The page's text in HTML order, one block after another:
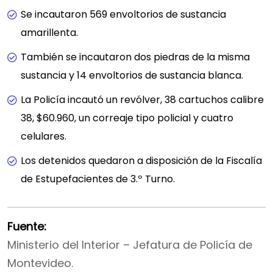
Se incautaron 569 envoltorios de sustancia
amarillenta.
También se incautaron dos piedras de la misma
sustancia y 14 envoltorios de sustancia blanca.
La Policía incautó un revólver, 38 cartuchos calibre
38, $60.960, un correaje tipo policial y cuatro
celulares.
Los detenidos quedaron a disposición de la Fiscalía
de Estupefacientes de 3.º Turno.
Fuente:
Ministerio del Interior – Jefatura de Policía de
Montevideo.